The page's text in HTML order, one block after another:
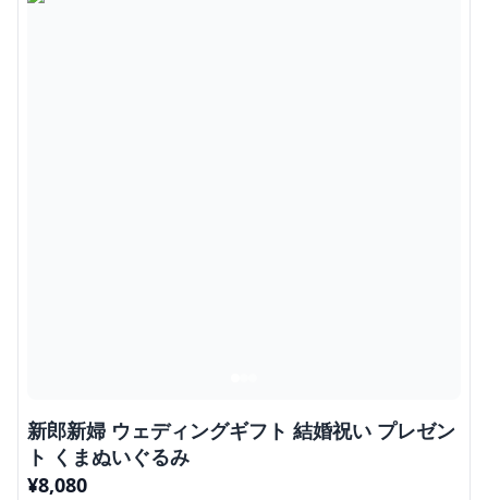
新郎新婦 ウェディングギフト 結婚祝い プレゼン
ト くまぬいぐるみ
¥8,080